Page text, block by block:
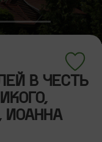
В ЧЕСТЬ
ИОАННА